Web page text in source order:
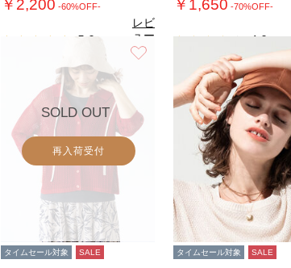
￥2,200 -60%OFF-
5.0 （1）
レビ
ュー
を見
る
￥1,650 -70%OFF-
4.0（1
SOLD OUT
再入荷受付
タイムセール対象 SALE タイムセール対象 SALE